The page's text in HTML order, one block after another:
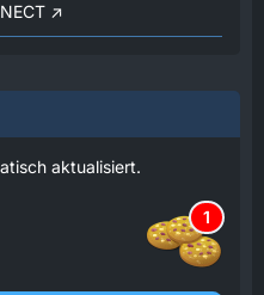
aktualisiert.
1